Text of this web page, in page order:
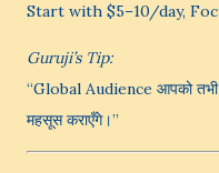
Start with $5–10/day,
Guruji’s Tip:
“Global Audience आपको
महसूस कराएँगे।”